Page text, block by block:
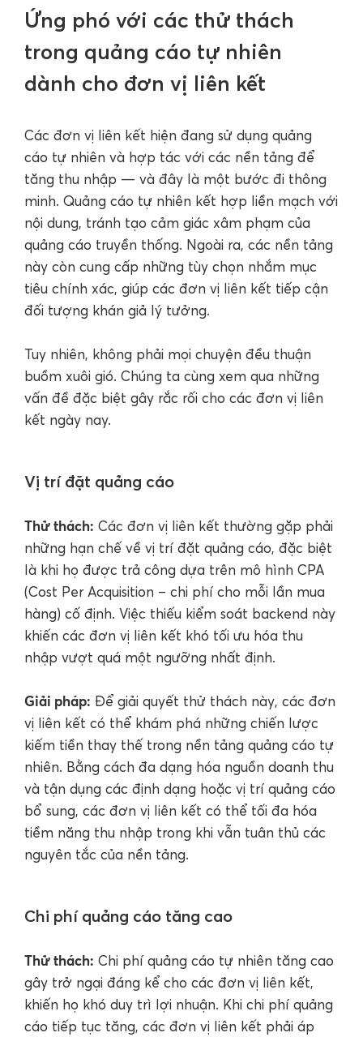
Ứng phó với các thử thách
trong quảng cáo tự nhiên
dành cho đơn vị liên kết
Các đơn vị liên kết hiện đang sử dụng quảng
cáo tự nhiên và hợp tác với các nền tảng để
tăng thu nhập — và đây là một bước đi thông
minh. Quảng cáo tự nhiên kết hợp liền mạch với
nội dung, tránh tạo cảm giác xâm phạm của
quảng cáo truyền thống. Ngoài ra, các nền tảng
này còn cung cấp những tùy chọn nhắm mục
tiêu chính xác, giúp các đơn vị liên kết tiếp cận
đối tượng khán giả lý tưởng.
Tuy nhiên, không phải mọi chuyện đều thuận
buồm xuôi gió. Chúng ta cùng xem qua những
vấn đề đặc biệt gây rắc rối cho các đơn vị liên
kết ngày nay.
Vị trí đặt quảng cáo
Thử thách: Các đơn vị liên kết thường gặp phải
những hạn chế về vị trí đặt quảng cáo, đặc biệt
là khi họ được trả công dựa trên mô hình CPA
(Cost Per Acquisition – chi phí cho mỗi lần mua
hàng) cố định. Việc thiếu kiểm soát backend này
khiến các đơn vị liên kết khó tối ưu hóa thu
nhập vượt quá một ngưỡng nhất định.
Giải pháp: Để giải quyết thử thách này, các đơn
vị liên kết có thể khám phá những chiến lược
kiếm tiền thay thế trong nền tảng quảng cáo tự
nhiên. Bằng cách đa dạng hóa nguồn doanh thu
và tận dụng các định dạng hoặc vị trí quảng cáo
bổ sung, các đơn vị liên kết có thể tối đa hóa
tiềm năng thu nhập trong khi vẫn tuân thủ các
nguyên tắc của nền tảng.
Chi phí quảng cáo tăng cao
Thử thách: Chi phí quảng cáo tự nhiên tăng cao
gây trở ngại đáng kể cho các đơn vị liên kết,
khiến họ khó duy trì lợi nhuận. Khi chi phí quảng
cáo tiếp tục tăng, các đơn vị liên kết phải áp